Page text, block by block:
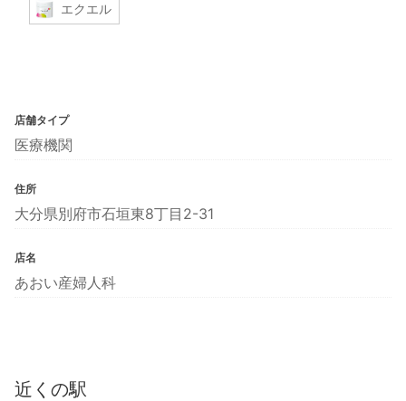
エクエル
店舗タイプ
医療機関
住所
大分県別府市石垣東8丁目2-31
店名
あおい産婦人科
近くの駅